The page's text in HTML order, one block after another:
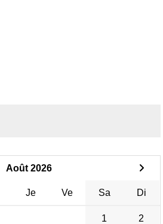
Août 2026
Je Ve Sa Di
1 2